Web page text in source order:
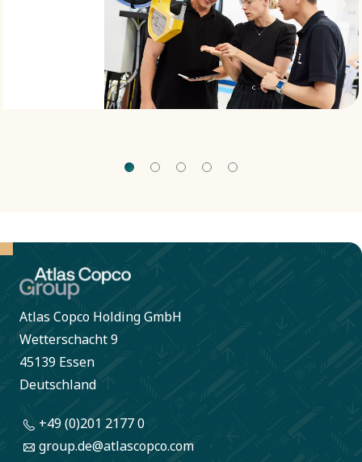
Atlas Copco Holding GmbH
Wetterschacht 9
45139 Essen
Deutschland
+49 (0)201 2177 0
group.de@atlascopco.com